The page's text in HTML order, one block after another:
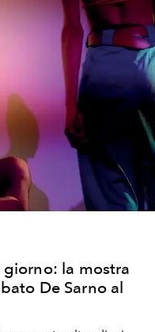
la mostra
De Sarno al